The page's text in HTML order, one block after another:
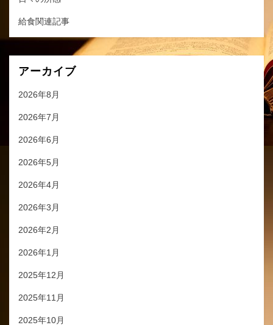
給食関連記事
アーカイブ
2026年8月
2026年7月
2026年6月
2026年5月
2026年4月
2026年3月
2026年2月
2026年1月
2025年12月
2025年11月
2025年10月